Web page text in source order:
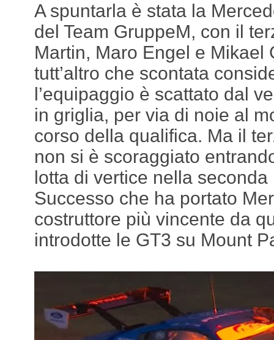
A spuntarla è stata la
del Team GruppeM, con il
Martin, Maro Engel e Mikael
tutt’altro che scontata
l’equipaggio è scattato dal
in griglia, per via di noie al
corso della qualifica. Ma il
non si è scoraggiato
lotta di vertice nella
Successo che ha portato
costruttore più vincente da
introdotte le GT3 su Mount